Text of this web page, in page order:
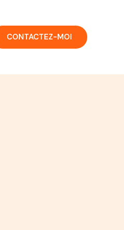
CONTACTEZ-MOI